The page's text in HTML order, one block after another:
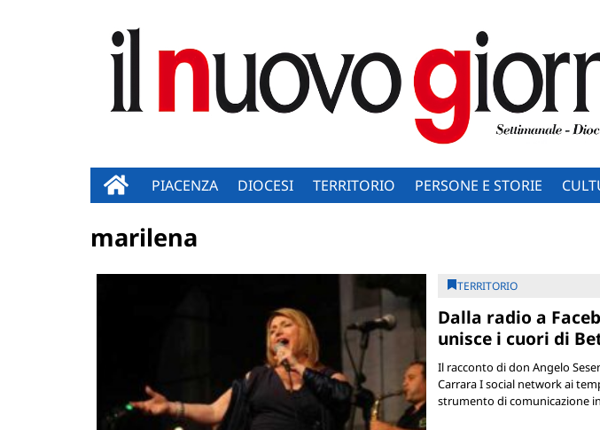
PIACENZA DIOCESI TERRITORIO PERSONE E STORIE
marilena
TERRITORIO
Dalla radio a
unisce i cuori di
Il racconto di don Angelo
Carrara I social network ai
strumento di comunicazione